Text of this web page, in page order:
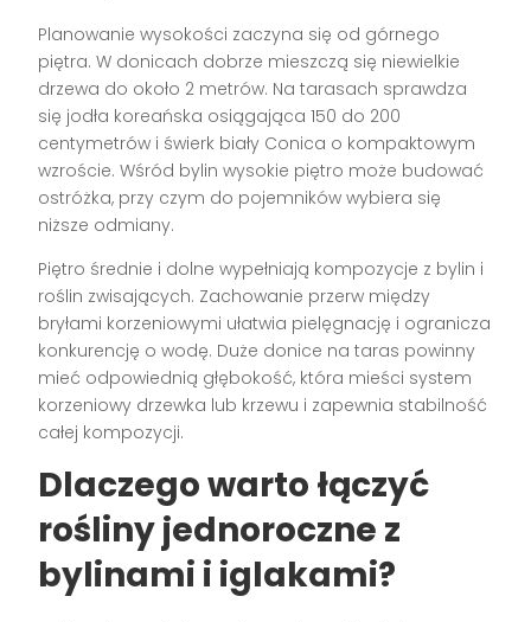
Planowanie wysokości zaczyna się od górnego
piętra. W donicach dobrze mieszczą się niewielkie
drzewa do około 2 metrów. Na tarasach sprawdza
się jodła koreańska osiągająca 150 do 200
centymetrów i świerk biały Conica o kompaktowym
wzroście. Wśród bylin wysokie piętro może budować
ostróżka, przy czym do pojemników wybiera się
niższe odmiany.
Piętro średnie i dolne wypełniają kompozycje z bylin i
roślin zwisających. Zachowanie przerw między
bryłami korzeniowymi ułatwia pielęgnację i ogranicza
konkurencję o wodę. Duże donice na taras powinny
mieć odpowiednią głębokość, która mieści system
korzeniowy drzewka lub krzewu i zapewnia stabilność
całej kompozycji.
Dlaczego warto łączyć
rośliny jednoroczne z
bylinami i iglakami?